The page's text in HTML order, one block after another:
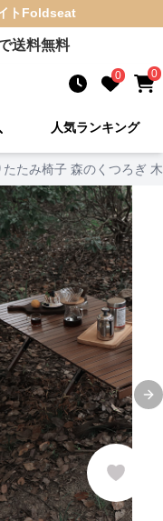
ト Foldseat
送料無料
0 0
人気ランキング
たたみ椅子 森のくつろぎ